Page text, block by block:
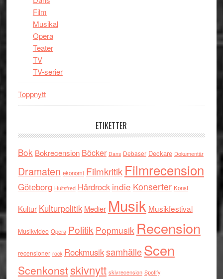
Film
Musikal
Opera
Teater
TV
TV-serier
Toppnytt
ETIKETTER
Bok Bokrecension Böcker Dans Debaser Deckare Dokumentär
Dramaten ekonomi Filmkritik Filmrecension
Göteborg Hultsfred Hårdrock indie Konserter Konst
Kultur Kulturpolitik Medier Musik Musikfestival
Musikvideo Opera Politik Popmusik Recension
recensioner rock RockmusiksamhälleScen
Scenkonstskivnytt skivrecension Spotify